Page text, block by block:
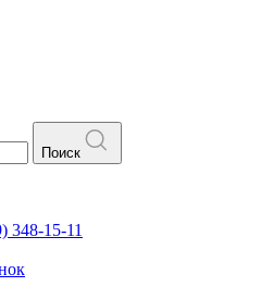
Поиск
348-15-11